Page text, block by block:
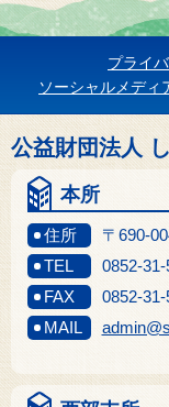
プライ
ソーシャルメディ
公益財団法人
本所
住所 〒690-
TEL
0852-31-
FAX
0852-31-
MAIL